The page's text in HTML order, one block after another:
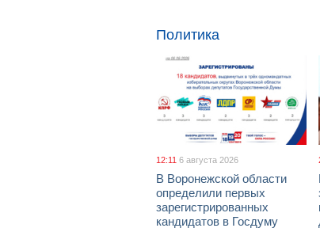
Политика
12:11 6 августа 2026
В Воронежской области
определили первых
зарегистрированных
кандидатов в Госдуму